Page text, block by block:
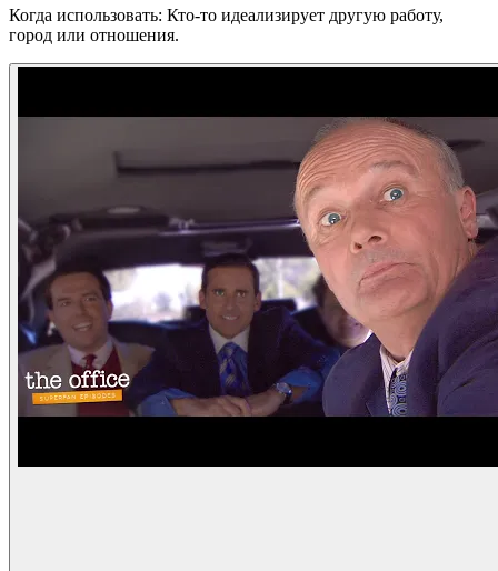
Когда использовать: Кто-то идеализирует другую работу,
город или отношения.